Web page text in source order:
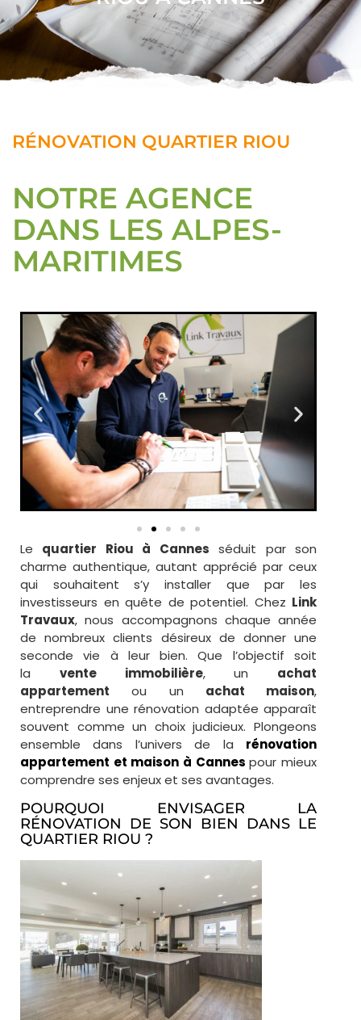
RÉNOVATION QUARTIER RIOU
NOTRE AGENCE
DANS LES ALPES-
MARITIMES
Le quartier Riou à Cannes séduit par son
charme authentique, autant apprécié par ceux
qui souhaitent s’y installer que par les
investisseurs en quête de potentiel. Chez Link
Travaux, nous accompagnons chaque année
de nombreux clients désireux de donner une
seconde vie à leur bien. Que l’objectif soit
la vente immobilière, un achat
appartement ou un achat maison,
entreprendre une rénovation adaptée apparaît
souvent comme un choix judicieux. Plongeons
ensemble dans l’univers de la rénovation
appartement et maison à Cannespour mieux
comprendre ses enjeux et ses avantages.
POURQUOI ENVISAGER LA
RÉNOVATION DE SON BIEN DANS LE
QUARTIER RIOU ?